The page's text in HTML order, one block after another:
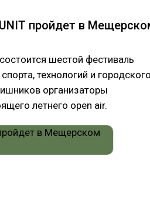
пройдет в
шестой фестиваль
технологий и
организаторы
летнего open air.